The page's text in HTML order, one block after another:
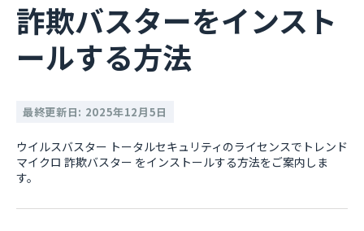
詐欺バスターをインスト
ールする方法
最終更新日: 2025年12月5日
ウイルスバスター トータルセキュリティのライセンスでトレンド
マイクロ 詐欺バスター をインストールする方法をご案内しま
す。